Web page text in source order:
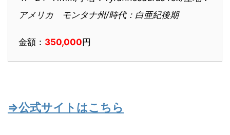
アメリカ モンタナ州/時代：白亜紀後期
金額： 350,000 円
⇒公式サイトはこちら